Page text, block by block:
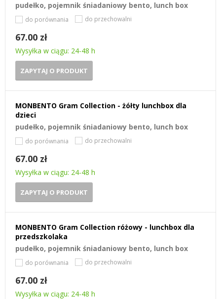
pudełko, pojemnik śniadaniowy bento, lunch box
do porównania do przechowalni
67.00 zł
Wysyłka w ciągu: 24-48 h
ZAPYTAJ O PRODUKT
MONBENTO Gram Collection - żółty lunchbox dla
dzieci
pudełko, pojemnik śniadaniowy bento, lunch box
do porównania do przechowalni
67.00 zł
Wysyłka w ciągu: 24-48 h
ZAPYTAJ O PRODUKT
MONBENTO Gram Collection różowy - lunchbox dla
przedszkolaka
pudełko, pojemnik śniadaniowy bento, lunch box
do porównania do przechowalni
67.00 zł
Wysyłka w ciągu: 24-48 h